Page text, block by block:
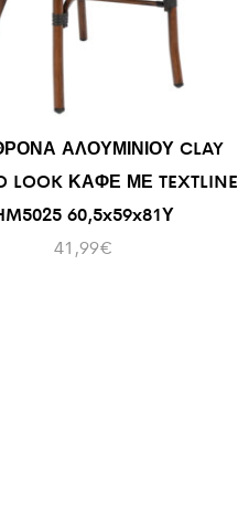
ΑΛΟΥΜΙΝΙΟΥ CLAY
LOOK ΚΑΦΕ ΜΕ TEXTLINE
60,5x59x81Υ
41,99€